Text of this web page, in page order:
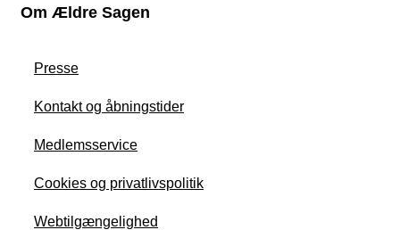
Om Ældre Sagen
Presse
Kontakt og åbningstider
Medlemsservice
Cookies og privatlivspolitik
Webtilgængelighed